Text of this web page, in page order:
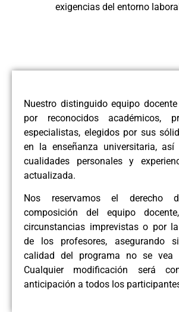
exigencias del entorno
Nuestro distinguido equipo
por reconocidos académicos,
especialistas, elegidos por sus
en la enseñanza universitaria,
cualidades personales y
actualizada.
Nos reservamos el derecho
composición del equipo
circunstancias imprevistas o por
de los profesores, asegurando
calidad del programa no se vea
Cualquier modificación será
anticipación a todos los